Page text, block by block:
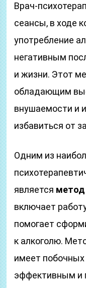
Врач-
сеансы, в ходе
употребление
негативным
и жизни. Этот
обладающим
внушаемости и
избавиться от
Одним из
является
включает
помогает
к алкоголю.
имеет
эффективным и